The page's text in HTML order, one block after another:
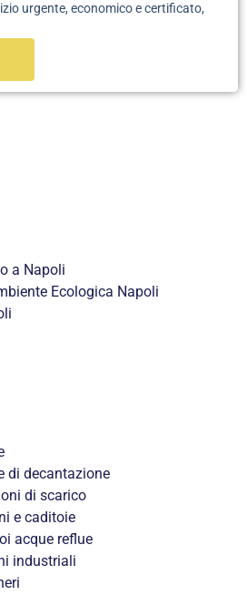
urgente, economico e certificato,
a Napoli
Ecologica Napoli
di decantazione
di scarico
e caditoie
acque reflue
industriali